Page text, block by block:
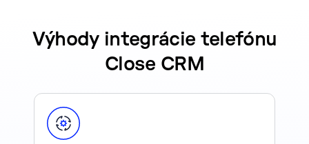
Výhody integrácie telefónu
Close CRM